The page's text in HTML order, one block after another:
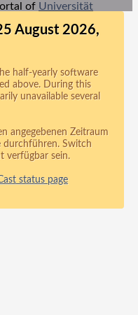
of Universität
August 2026,
half-yearly software
above. During this
unavailable several
angegebenen Zeitraum
durchführen. Switch
verfügbar sein.
status page